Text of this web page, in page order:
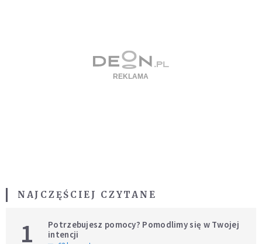
NAJCZĘŚCIEJ CZYTANE
1
Potrzebujesz pomocy? Pomodlimy się w Twojej
intencji